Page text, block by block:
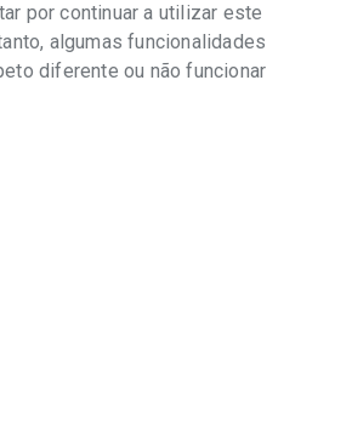
por continuar a utilizar este
algumas funcionalidades
diferente ou não funcionar